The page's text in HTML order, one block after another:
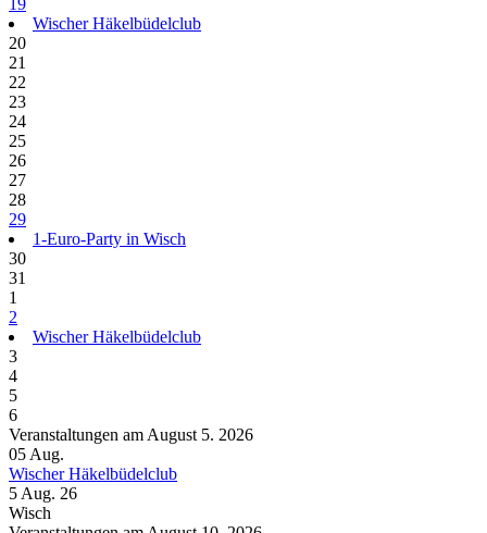
19
Wischer Häkelbüdelclub
20
21
22
23
24
25
26
27
28
29
1-Euro-Party in Wisch
30
31
1
2
Wischer Häkelbüdelclub
3
4
5
6
Veranstaltungen am August 5. 2026
05 Aug.
Wischer Häkelbüdelclub
5 Aug. 26
Wisch